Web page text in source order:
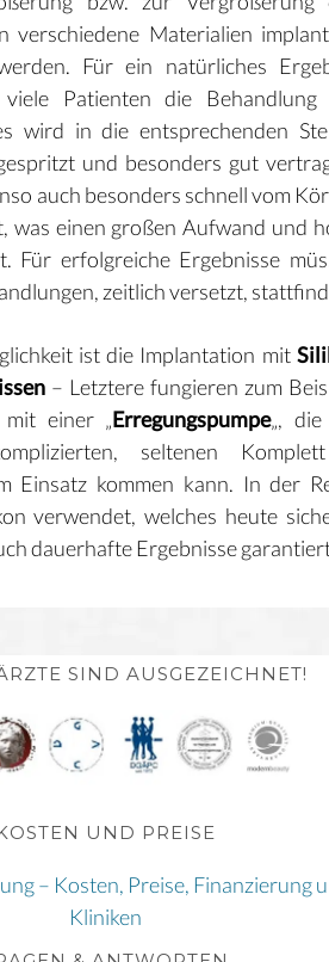
verschiedene Materialien
Für ein natürliches
Patienten die Behandlung
wird in die entsprechenden
und besonders gut
auch besonders schnell vom
was einen großen Aufwand und
Für erfolgreiche Ergebnisse
zeitlich versetzt,
ist die Implantation mit
– Letztere fungieren zum
einer „Erregungspumpe„,
seltenen
Einsatz kommen kann. In der
verwendet, welches heute
dauerhafte Ergebnisse
SIND AUSGEZEICHNET!
UND PREISE
– Kosten, Preise, Finanzierung
Kliniken